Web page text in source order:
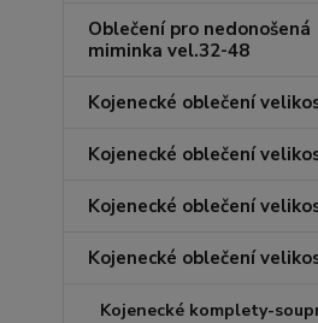
Oblečení pro nedonošená
miminka vel.32-48
Kojenecké oblečení
Kojenecké oblečení
Kojenecké oblečení
Kojenecké oblečení
Kojenecké komplety-